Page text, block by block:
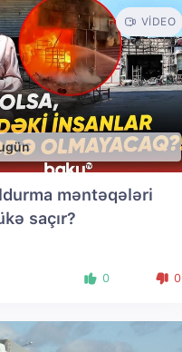
VIDEO
məntəqələri
saçır?
0 0